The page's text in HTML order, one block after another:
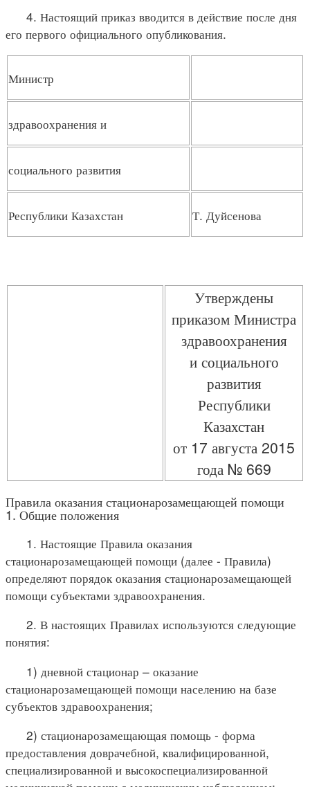
4. Настоящий приказ вводится в действие после дня
его первого официального опубликования.
Министр
здравоохранения и
социального развития
Республики Казахстан Т. Дуйсенова
Утверждены
приказом Министра
здравоохранения
и социального
развития
Республики
Казахстан
от 17 августа 2015
года № 669
Правила оказания стационарозамещающей помощи
1. Общие положения
1. Настоящие Правила оказания
стационарозамещающей помощи (далее - Правила)
определяют порядок оказания стационарозамещающей
помощи субъектами здравоохранения.
2. В настоящих Правилах используются следующие
понятия:
1) дневной стационар – оказание
стационарозамещающей помощи населению на базе
субъектов здравоохранения;
2) стационарозамещающая помощь - форма
предоставления доврачебной, квалифицированной,
специализированной и высокоспециализированной